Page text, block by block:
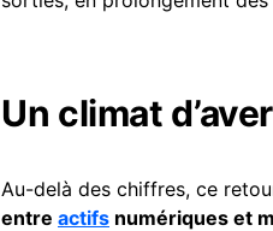
Un climat
Au-delà des chiffres, ce
entre actifs numériques et